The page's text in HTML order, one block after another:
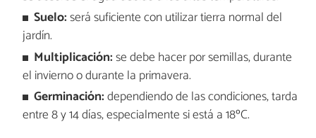
Suelo:será suficiente con utilizar tierra normal del
jardín.
Multiplicación:se debe hacer por semillas, durante
el invierno o durante la primavera.
Germinación:dependiendo de las condiciones, tarda
entre 8 y 14 días, especialmente si está a 18ºC.